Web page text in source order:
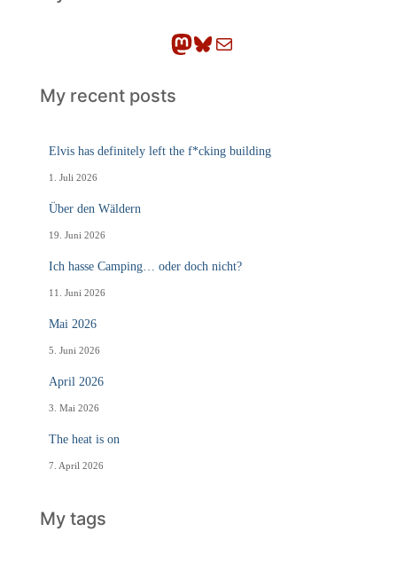
Mastodon Bluesky E-Mail
My recent posts
Elvis has definitely left the f*cking building
1. Juli 2026
Über den Wäldern
19. Juni 2026
Ich hasse Camping… oder doch nicht?
11. Juni 2026
Mai 2026
5. Juni 2026
April 2026
3. Mai 2026
The heat is on
7. April 2026
My tags